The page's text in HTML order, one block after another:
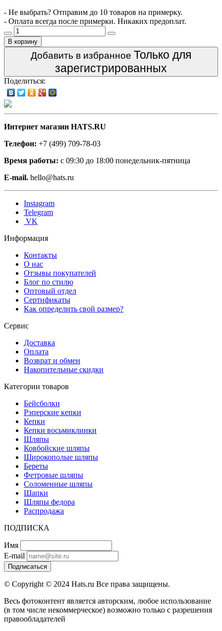
- Не выбрать? Отправим до 10 товаров на примерку.
- Оплата всегда после примерки. Никаких предоплат.
В корзину
Добавить в избранное Только для
зарегистрированных
Поделиться:
Интернет магазин HATS.RU
Телефон: +7 (499) 709-78-03
Время работы: с 09:30 до 18:00 понедельник-пятница
E-mail. hello@hats.ru
Instagram
Telegram
VK
Информация
Контакты
О нас
Отзывы покупателей
Блог по стилю
Оптовый отдел
Сертификаты
Как определить свой размер?
Сервис
Доставка
Оплата
Возврат и обмен
Накопительные скидки
Категории товаров
Бейсболки
Рэперские кепки
Кепки
Кепки восьмиклинки
Шляпы
Ковбойские шляпы
Широкополые шляпы
Береты
Фетровые шляпы
Соломенные шляпы
Шапки
Шляпы федора
Распродажа
ПОДПИСКА
Имя
E-mail
Подписаться
© Copyright © 2024 Hats.ru Все права защищены.
Весь фотоконтент является авторским, любое использование
(в том числе некоммерческое) возможно только с разрешения
правообладателей